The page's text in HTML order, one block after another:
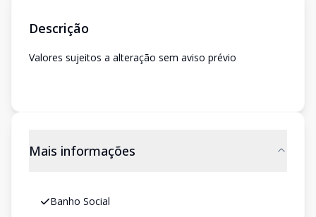
Descrição
Valores sujeitos a alteração sem aviso prévio
Mais informações
Banho Social